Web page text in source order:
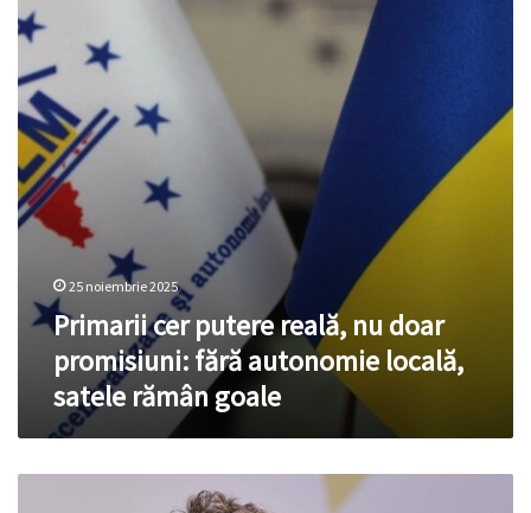
nu
doar
promisiuni:
fără
autonomie
locală,
satele
rămân
goale
25 noiembrie 2025
Primarii cer putere reală, nu doar
promisiuni: fără autonomie locală,
satele rămân goale